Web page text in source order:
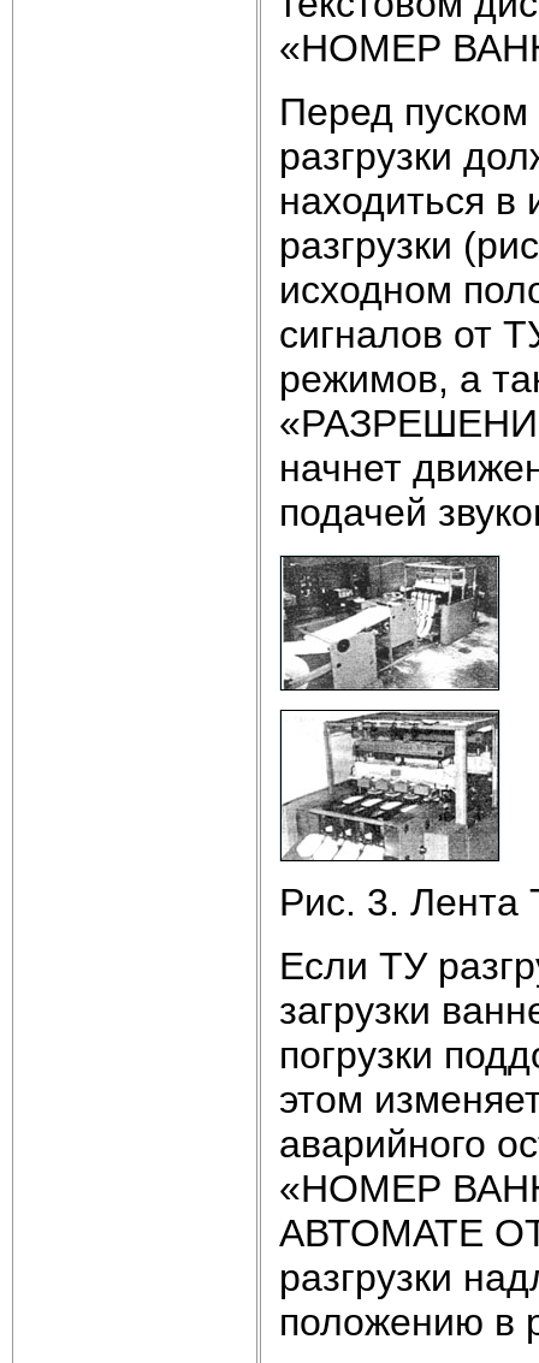
«НОМЕР
Перед
разгрузки
находиться
разгрузки
исходном
сигналов от
режимов, а
начнет
подачей
Рис. 3. Лента
Если ТУ
загрузки
погрузки
этом
аварийного
«НОМЕР
АВТОМАТЕ
разгрузки
положению в